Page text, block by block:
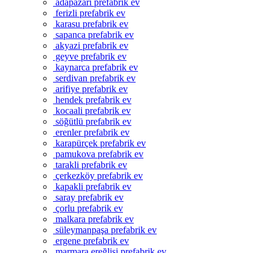
adapazari prefabrik ev
ferizli prefabrik ev
karasu prefabrik ev
sapanca prefabrik ev
akyazi prefabrik ev
geyve prefabrik ev
kaynarca prefabrik ev
serdivan prefabrik ev
arifiye prefabrik ev
hendek prefabrik ev
kocaali prefabrik ev
söğütlü prefabrik ev
erenler prefabrik ev
karapürçek prefabrik ev
pamukova prefabrik ev
tarakli prefabrik ev
çerkezköy prefabrik ev
kapakli prefabrik ev
saray prefabrik ev
çorlu prefabrik ev
malkara prefabrik ev
süleymanpaşa prefabrik ev
ergene prefabrik ev